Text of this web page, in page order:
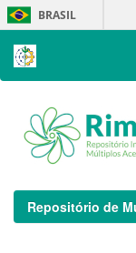
Skip
navigation
BRASIL
Repositório de